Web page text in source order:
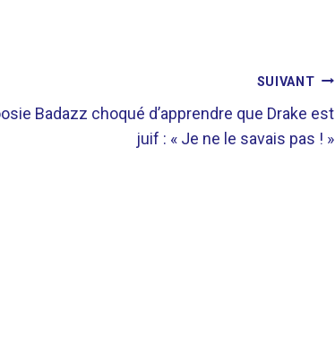
SUIVANT
Badazz choqué d’apprendre que Drake est
juif : « Je ne le savais pas ! »